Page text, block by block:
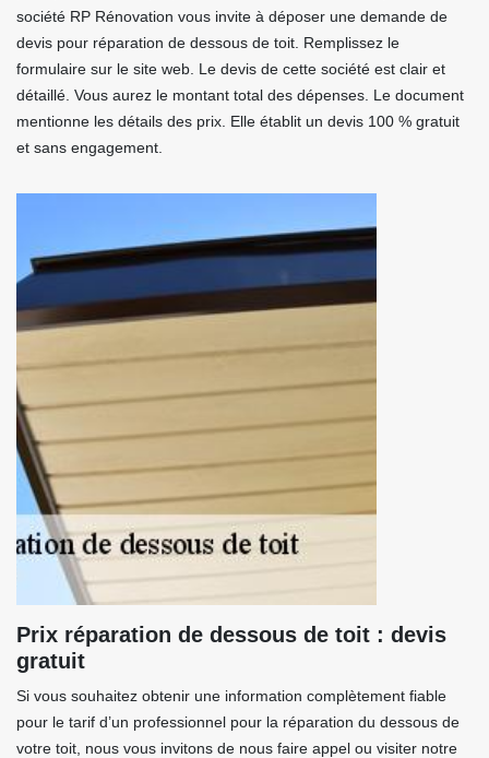
société RP Rénovation vous invite à déposer une demande de
devis pour réparation de dessous de toit. Remplissez le
formulaire sur le site web. Le devis de cette société est clair et
détaillé. Vous aurez le montant total des dépenses. Le document
mentionne les détails des prix. Elle établit un devis 100 % gratuit
et sans engagement.
Prix réparation de dessous de toit : devis
gratuit
Si vous souhaitez obtenir une information complètement fiable
pour le tarif d’un professionnel pour la réparation du dessous de
votre toit, nous vous invitons de nous faire appel ou visiter notre